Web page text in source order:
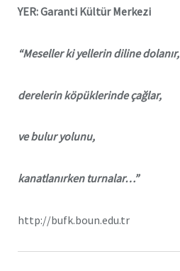
YER: Garanti Kültür Merkezi
“Meseller ki yellerin diline dolanır,
derelerin köpüklerinde çağlar,
ve bulur yolunu,
kanatlanırken turnalar…”
http://bufk.boun.edu.tr